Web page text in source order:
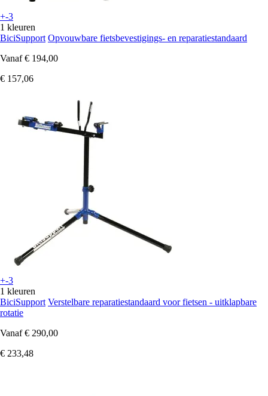
+-3
1 kleuren
BiciSupport Opvouwbare fietsbevestigings- en reparatiestandaard
Vanaf € 194,00
€ 157,06
+-3
1 kleuren
BiciSupport Verstelbare reparatiestandaard voor fietsen - uitklapbare
rotatie
Vanaf € 290,00
€ 233,48